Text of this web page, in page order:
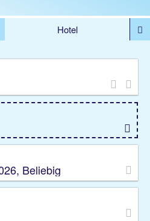
Hotel
Privattransfer
Beliebig